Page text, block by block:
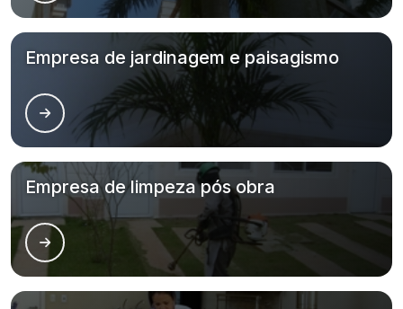
Empresa de jardinagem e paisagismo
Empresa de limpeza pós obra